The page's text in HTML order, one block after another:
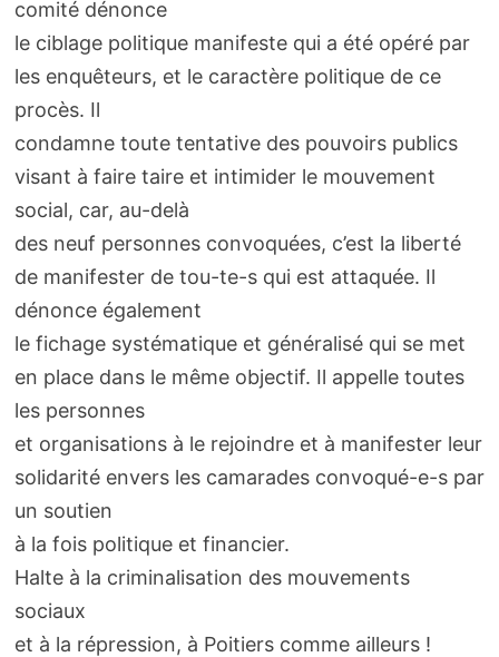
comité dénonce
le ciblage politique manifeste qui a été opéré par
les enquêteurs, et le caractère politique de ce
procès. Il
condamne toute tentative des pouvoirs publics
visant à faire taire et intimider le mouvement
social, car, au-delà
des neuf personnes convoquées, c’est la liberté
de manifester de tou-te-s qui est attaquée. Il
dénonce également
le fichage systématique et généralisé qui se met
en place dans le même objectif. Il appelle toutes
les personnes
et organisations à le rejoindre et à manifester leur
solidarité envers les camarades convoqué-e-s par
un soutien
à la fois politique et financier.
Halte à la criminalisation des mouvements
sociaux
et à la répression, à Poitiers comme ailleurs !